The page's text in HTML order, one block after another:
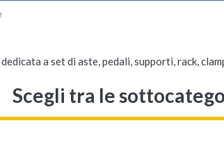
a set di aste, pedali, supporti, rack,
Scegli tra le